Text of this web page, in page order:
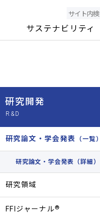
サステナビリティ
研究開発
研究論文・学会発表 （一覧）
研究論文・学会発表（詳細）
研究領域
FFIジャーナル®